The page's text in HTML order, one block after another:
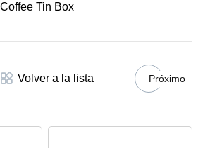
Volver a la lista Próximo